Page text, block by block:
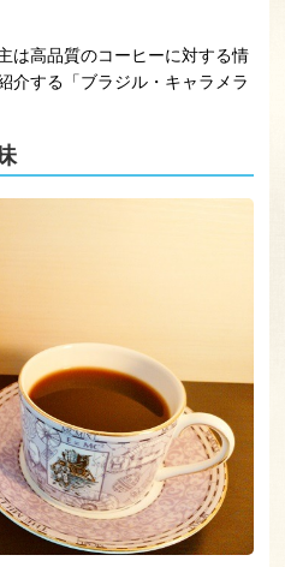
は高品質のコーヒーに対する情
介する「ブラジル・キャラメラ